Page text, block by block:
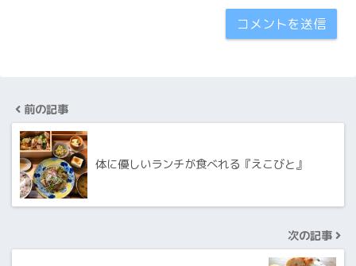
前の記事
体に優しいランチが食べれる『えこびと』
次の記事